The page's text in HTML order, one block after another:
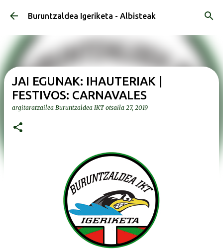
Saltatu eta joan eduki nagusira
Buruntzaldea Igeriketa - Albisteak
JAI EGUNAK: IHAUTERIAK |
FESTIVOS: CARNAVALES
argitaratzailea Buruntzaldea IKT otsaila 27, 2019